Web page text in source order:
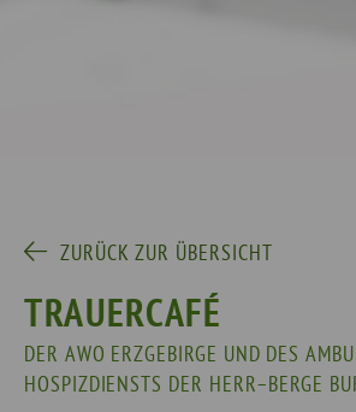
ZURÜCK ZUR ÜBERSICHT
TRAUERCAFÉ
DER AWO ERZGEBIRGE UND DES
HOSPIZDIENSTS DER HERR–BERGE